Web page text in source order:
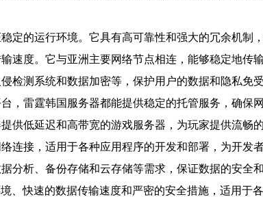
定的运行环境。它具有高可靠性和强大的冗余机制
速度。它与亚洲主要网络节点相连，能够稳定地传
检测系统和数据加密等，保护用户的数据和隐私免
，雷霆韩国服务器都能提供稳定的托管服务，确保
供低延迟和高带宽的游戏服务器，为玩家提供流畅的
连接，适用于各种应用程序的开发和部署，为开发
分析、备份存储和云存储等需求，保证数据的安全和
、快速的数据传输速度和严密的安全措施，适用于